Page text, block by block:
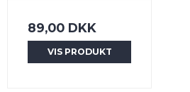
89,00 DKK
VIS PRODUKT